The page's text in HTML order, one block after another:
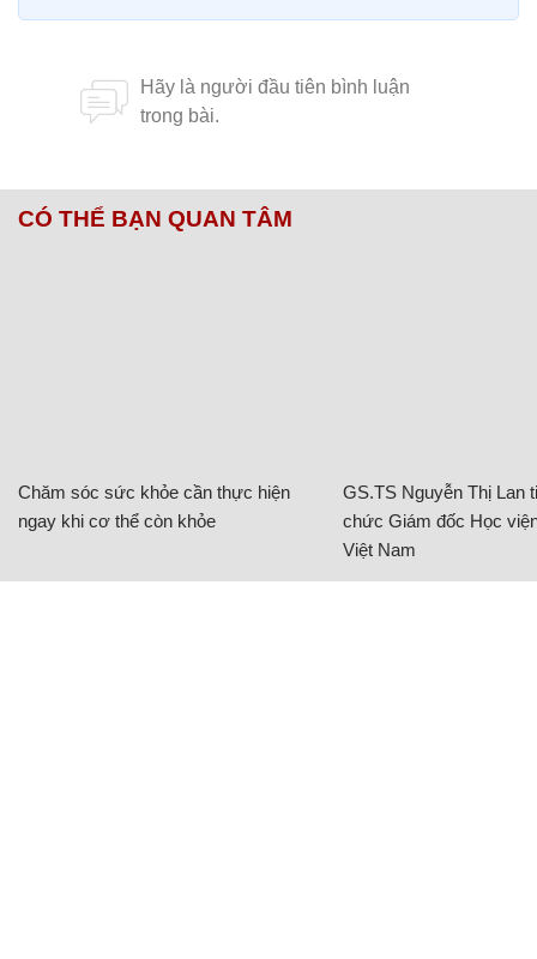
CÓ THỂ BẠN QUAN TÂM
Chăm sóc sức khỏe cần thực hiện
ngay khi cơ thể còn khỏe
GS.TS Nguyễn Thị Lan
chức Giám đốc Học
Việt Nam